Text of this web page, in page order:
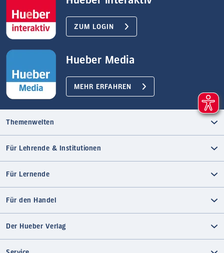
ZUM LOGIN
Hueber Media
MEHR ERFAHREN
Themenwelten
Für Lehrende & Institutionen
Für Lernende
Für den Handel
Der Hueber Verlag